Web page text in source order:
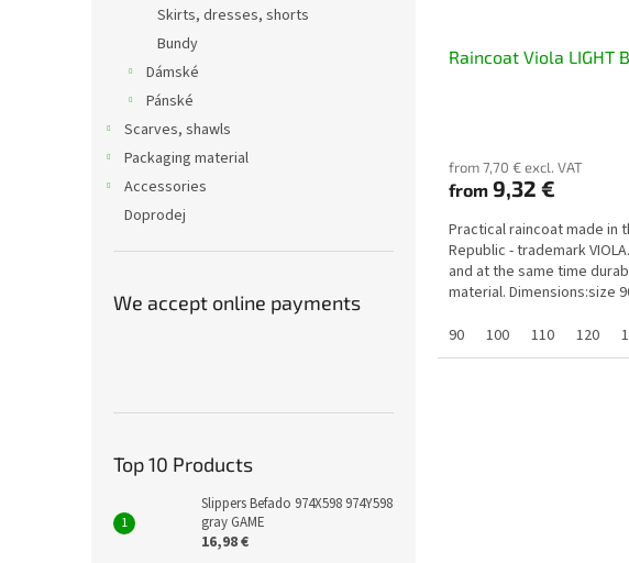
Skirts, dresses, shorts
Bundy
Dámské
Pánské
Scarves, shawls
Packaging material
Accessories
Doprodej
We accept online payments
Top 10 Products
Slippers Befado 974X598 974Y598
gray GAME
16,98 €
Raincoat Viola LIGHT
from 7,70 € excl. VAT
from 9,32 €
Practical raincoat made in
Republic - trademark
and at the same time
material. Dimensions:size
90
100 110 120